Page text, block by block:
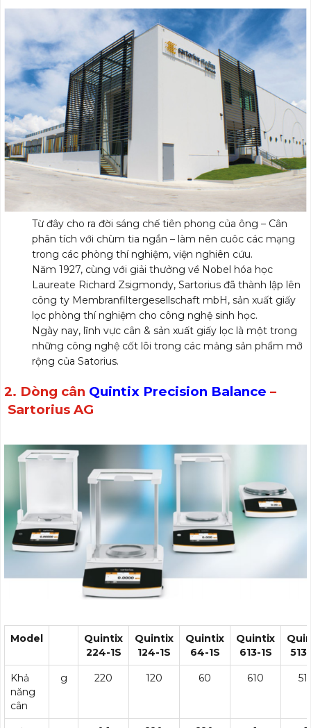
Từ đây cho ra đời sáng chế tiên phong của ông – Cân
phân tích với chùm tia ngắn – làm nên cuôc các mạng
trong các phòng thí nghiệm, viện nghiên cứu.
Năm 1927, cùng với giải thưởng về Nobel hóa học
Laureate Richard Zsigmondy, Sartorius đã thành lập lên
công ty Membranfiltergesellschaft mbH, sản xuất giấy
lọc phòng thí nghiệm cho công nghệ sinh học.
Ngày nay, lĩnh vực cân & sản xuất giấy lọc là một trong
những công nghệ cốt lõi trong các mảng sản phẩm mở
rộng của Satorius.
2. Dòng cân Quintix Precision Balance –
Sartorius AG
Model
Quintix
224-1S
Quintix
124-1S
Quintix
64-1S
Quintix
613-1S
Khả
năng
cân
g 220 120 60 610